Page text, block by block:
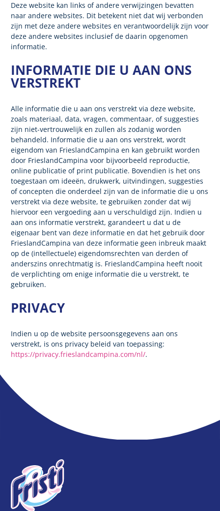
Deze website kan links of andere verwijzingen bevatten
naar andere websites. Dit betekent niet dat wij verbonden
zijn met deze andere websites en verantwoordelijk zijn voor
deze andere websites inclusief de daarin opgenomen
informatie.
INFORMATIE DIE U AAN ONS
VERSTREKT
Alle informatie die u aan ons verstrekt via deze website,
zoals materiaal, data, vragen, commentaar, of suggesties
zijn niet-vertrouwelijk en zullen als zodanig worden
behandeld. Informatie die u aan ons verstrekt, wordt
eigendom van FrieslandCampina en kan gebruikt worden
door FrieslandCampina voor bijvoorbeeld reproductie,
online publicatie of print publicatie. Bovendien is het ons
toegestaan om ideeën, drukwerk, uitvindingen, suggesties
of concepten die onderdeel zijn van de informatie die u ons
verstrekt via deze website, te gebruiken zonder dat wij
hiervoor een vergoeding aan u verschuldigd zijn. Indien u
aan ons informatie verstrekt, garandeert u dat u de
eigenaar bent van deze informatie en dat het gebruik door
FrieslandCampina van deze informatie geen inbreuk maakt
op de (intellectuele) eigendomsrechten van derden of
anderszins onrechtmatig is. FrieslandCampina heeft nooit
de verplichting om enige informatie die u verstrekt, te
gebruiken.
PRIVACY
Indien u op de website persoonsgegevens aan ons
verstrekt, is ons privacy beleid van toepassing:
https://privacy.frieslandcampina.com/nl/.
Sluiten